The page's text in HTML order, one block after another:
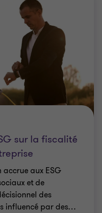
sur la fiscalité
aux ESG
et de
des
influencé par des…